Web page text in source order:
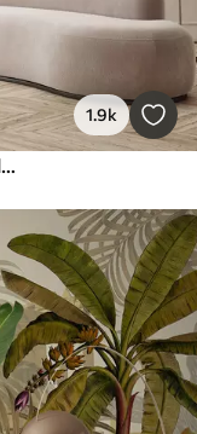
1.9k
Fiori astratti marroni con petali morbidi e traslucidi e dettagli delicati, su sfondo bianco